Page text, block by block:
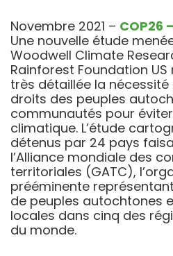
Novembre 2021 – COP26
Une nouvelle étude
Woodwell Climate
Rainforest Foundation
très détaillée la nécessité
droits des peuples
communautés pour
climatique. L’étude
détenus par 24 pays
l’Alliance mondiale des
territoriales (GATC),
prééminente
de peuples autochtones
locales dans cinq des
du monde.